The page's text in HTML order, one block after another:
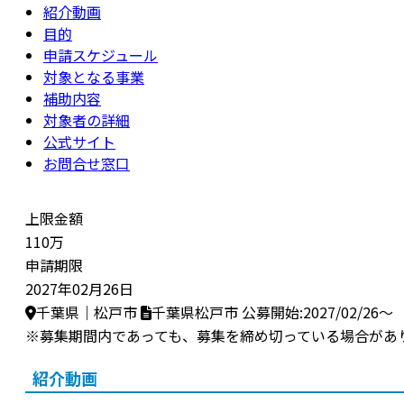
紹介動画
目的
申請スケジュール
対象となる事業
補助内容
対象者の詳細
公式サイト
お問合せ窓口
上限金額
110万
申請期限
2027年02月26日
千葉県｜松戸市
千葉県松戸市 公募開始:2027/02/26～
※募集期間内であっても、募集を締め切っている場合があ
紹介動画